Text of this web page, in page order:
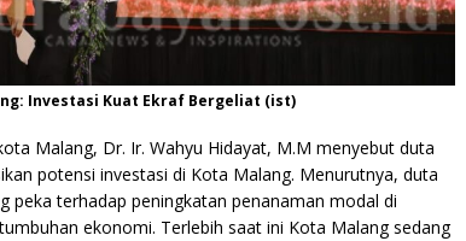
Investasi Kuat Ekraf Bergeliat (ist)
Malang, Dr. Ir. Wahyu Hidayat, M.M menyebut duta
potensi investasi di Kota Malang. Menurutnya, duta
peka terhadap peningkatan penanaman modal di
ekonomi. Terlebih saat ini Kota Malang sedang